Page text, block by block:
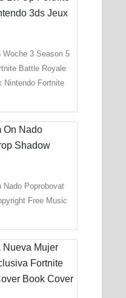
3 Season 5
Battle Royale
Nintendo Fortnite
Nado Poprobovat
Free Music